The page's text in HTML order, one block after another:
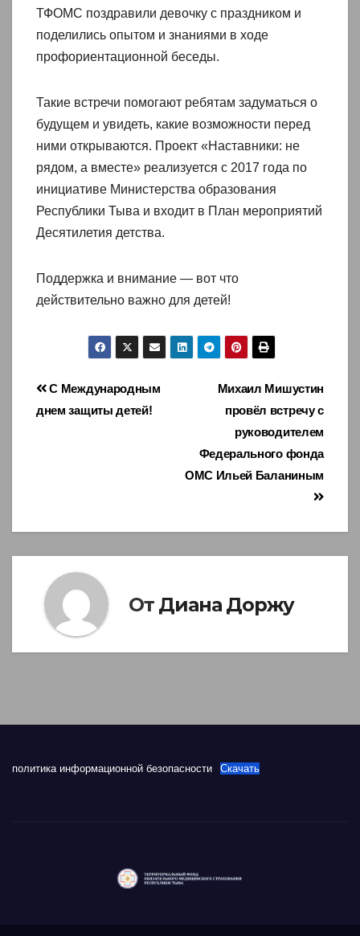
ТФОМС поздравили девочку с праздником и
поделились опытом и знаниями в ходе
профориентационной беседы.
Такие встречи помогают ребятам задуматься о
будущем и увидеть, какие возможности перед
ними открываются. Проект «Наставники: не
рядом, а вместе» реализуется с 2017 года по
инициативе Министерства образования
Республики Тыва и входит в План мероприятий
Десятилетия детства.
Поддержка и внимание — вот что
действительно важно для детей!
Навигация
по
Михаил Мишустин
провёл встречу с
руководителем
Федерального фонда
ОМС Ильей Баланиным
С Международным
днем защиты детей!
От Диана Доржу
политика информационной безопасности Скачать